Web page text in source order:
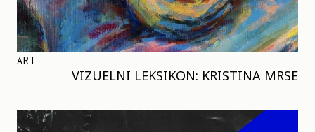
ART
VIZUELNI LEKSIKON: KRISTINA MRSE